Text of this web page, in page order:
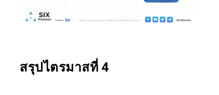
สรุปไตรมาสที่ 4